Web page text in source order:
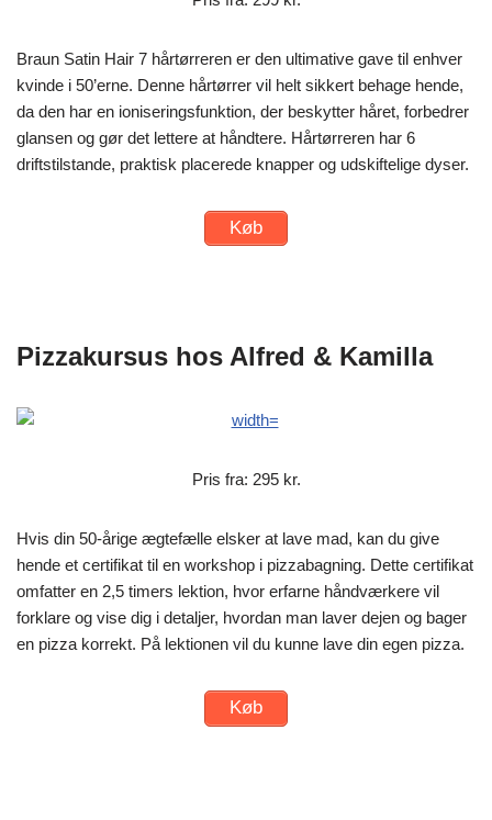
Braun Satin Hair 7 hårtørreren er den ultimative gave til enhver
kvinde i 50’erne. Denne hårtørrer vil helt sikkert behage hende,
da den har en ioniseringsfunktion, der beskytter håret, forbedrer
glansen og gør det lettere at håndtere. Hårtørreren har 6
driftstilstande, praktisk placerede knapper og udskiftelige dyser.
Køb
Pizzakursus hos Alfred & Kamilla
Pris fra: 295 kr.
Hvis din 50-årige ægtefælle elsker at lave mad, kan du give
hende et certifikat til en workshop i pizzabagning. Dette certifikat
omfatter en 2,5 timers lektion, hvor erfarne håndværkere vil
forklare og vise dig i detaljer, hvordan man laver dejen og bager
en pizza korrekt. På lektionen vil du kunne lave din egen pizza.
Køb